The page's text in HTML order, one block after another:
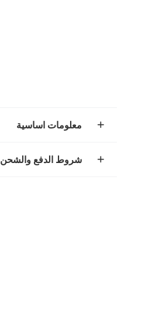
معلومات اساسية
شروط الدفع والشحن